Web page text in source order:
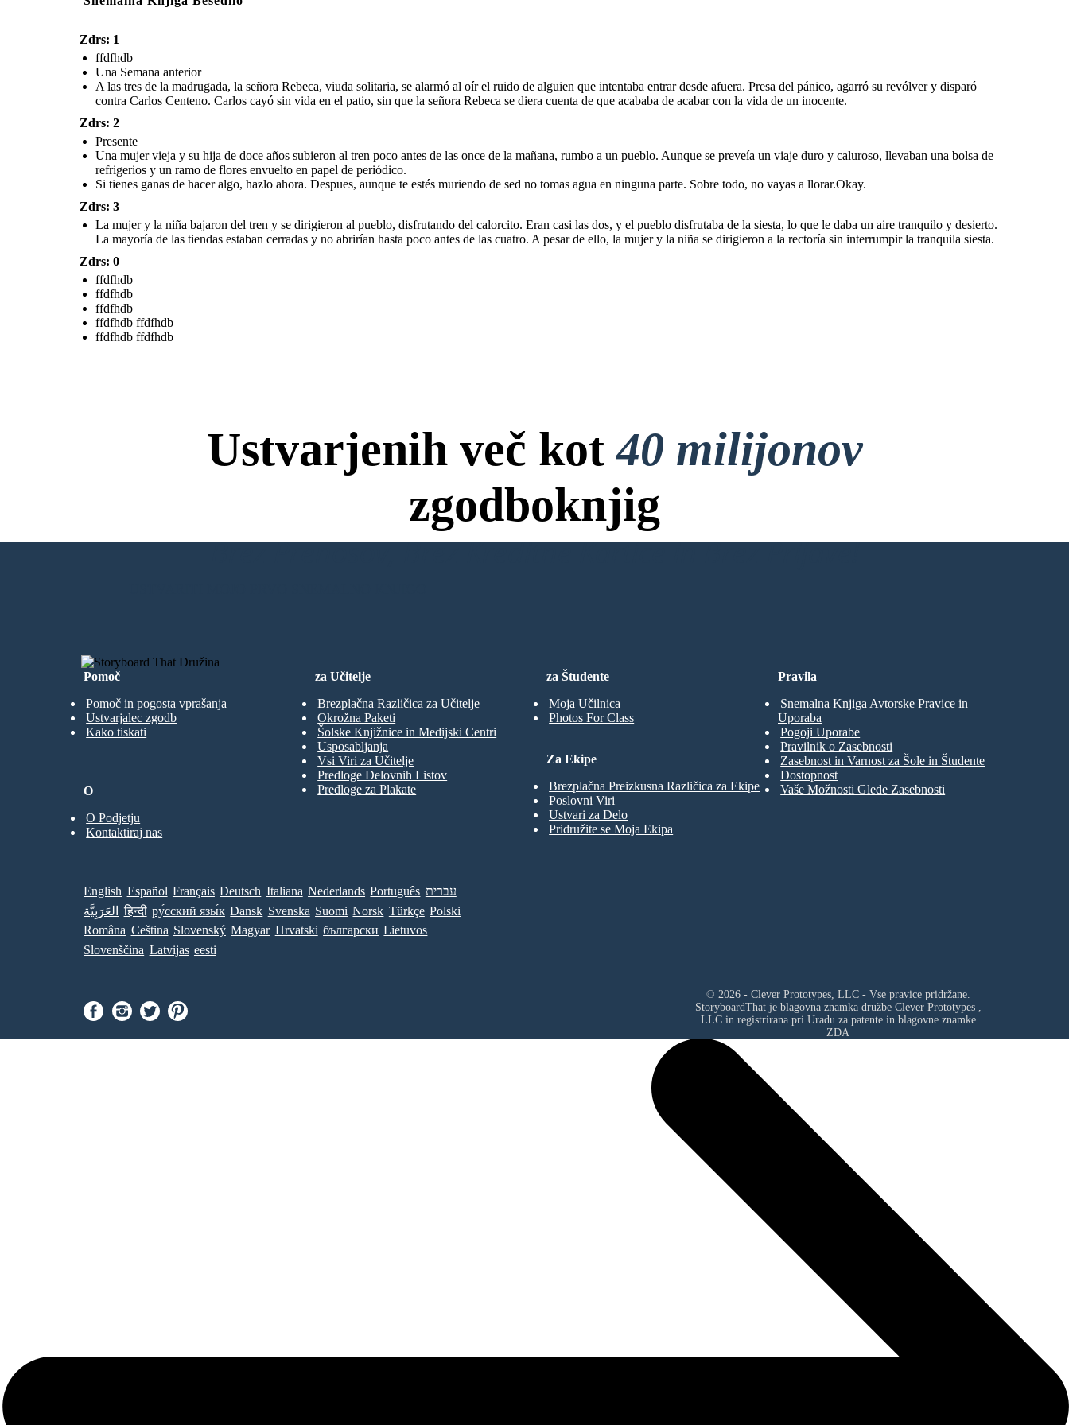
Zdrs: 1
ffdfhdb
Una Semana anterior
A las tres de la madrugada, la señora Rebeca, viuda solitaria, se alarmó al oír el ruido de alguien que intentaba entrar desde afuera. Presa del pánico, agarró su revólver y disparó
contra Carlos Centeno. Carlos cayó sin vida en el patio, sin que la señora Rebeca se diera cuenta de que acababa de acabar con la vida de un inocente.
Zdrs: 2
Presente
Una mujer vieja y su hija de doce años subieron al tren poco antes de las once de la mañana, rumbo a un pueblo. Aunque se preveía un viaje duro y caluroso, llevaban una bolsa de
refrigerios y un ramo de flores envuelto en papel de periódico.
Si tienes ganas de hacer algo, hazlo ahora. Despues, aunque te estés muriendo de sed no tomas agua en ninguna parte. Sobre todo, no vayas a llorar.Okay.
Zdrs: 3
La mujer y la niña bajaron del tren y se dirigieron al pueblo, disfrutando del calorcito. Eran casi las dos, y el pueblo disfrutaba de la siesta, lo que le daba un aire tranquilo y desierto.
La mayoría de las tiendas estaban cerradas y no abrirían hasta poco antes de las cuatro. A pesar de ello, la mujer y la niña se dirigieron a la rectoría sin interrumpir la tranquila siesta.
Zdrs: 0
ffdfhdb
ffdfhdb
ffdfhdb
ffdfhdb ffdfhdb
ffdfhdb ffdfhdb
Ustvarjenih več kot40 milijonov
zgodboknjig
Brez Prenosov, Brez Kreditne Kartice in Brez Prijave!
Pomoč
Pomoč in pogosta vprašanja
Ustvarjalec zgodb
Kako tiskati
za Študente
Moja Učilnica
Photos For Class
za Učitelje
Brezplačna Različica za Učitelje
Okrožna Paketi
Šolske Knjižnice in Medijski Centri
Usposabljanja
Vsi Viri za Učitelje
Predloge Delovnih Listov
Predloge za Plakate
Za Ekipe
Brezplačna Preizkusna Različica za Ekipe
Poslovni Viri
Ustvari za Delo
Pridružite se Moja Ekipa
O
O Podjetju
Kontaktiraj nas
Pravila
Snemalna Knjiga Avtorske Pravice in
Uporaba
Pogoji Uporabe
Pravilnik o Zasebnosti
Zasebnost in Varnost za Šole in Študente
Dostopnost
Vaše Možnosti Glede Zasebnosti
English Español Français Deutsch Italiana Nederlands Português עברית
العَرَبِيَّة
हिन्दी ру́сский язы́к Dansk Svenska Suomi Norsk Türkçe Polski
Româna Ceština Slovenský Magyar Hrvatski български Lietuvos
Slovenščina Latvijas eesti
© 2026 - Clever Prototypes, LLC - Vse pravice pridržane.
StoryboardThat je blagovna znamka družbe Clever Prototypes ,
LLCin registrirana pri Uradu za patente in blagovne znamke
ZDA